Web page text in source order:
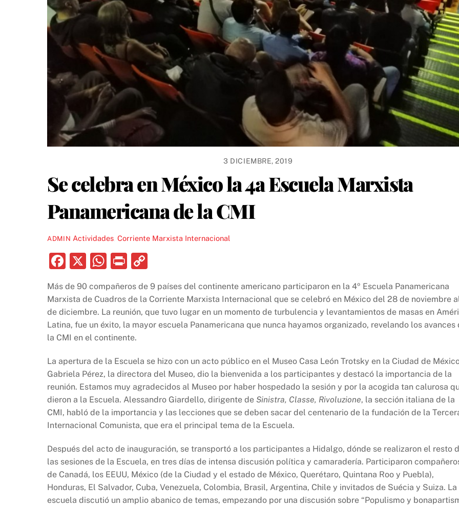
3 DICIEMBRE, 2019
Se celebra en México la 4a Escuela Marxista
Panamericana de la CMI
ADMIN Actividades ,Corriente Marxista Internacional
F
c
e
b
o
o
k
X
W
at
s
A
p
p
P
nt p
y
Li
k
Más de 90 compañeros de 9 países del continente americano participaron en la 4º Escuela Panamericana
Marxista de Cuadros de la Corriente Marxista Internacional que se celebró en México del 28 de noviembre
de diciembre. La reunión, que tuvo lugar en un momento de turbulencia y levantamientos de masas en
Latina, fue un éxito, la mayor escuela Panamericana que nunca hayamos organizado, revelando los avances
la CMI en el continente.
La apertura de la Escuela se hizo con un acto público en el Museo Casa León Trotsky en la Ciudad de
Gabriela Pérez, la directora del Museo, dio la bienvenida a los participantes y destacó la importancia de la
reunión. Estamos muy agradecidos al Museo por haber hospedado la sesión y por la acogida tan calurosa
dieron a la Escuela. Alessandro Giardello, dirigente de Sinistra, Classe, Rivoluzione, la sección italiana de la
CMI, habló de la importancia y las lecciones que se deben sacar del centenario de la fundación de la
Internacional Comunista, que era el principal tema de la Escuela.
Después del acto de inauguración, se transportó a los participantes a Hidalgo, dónde se realizaron el resto
las sesiones de la Escuela, en tres días de intensa discusión política y camaradería. Participaron
de Canadá, los EEUU, México (de la Ciudad y el estado de México, Querétaro, Quintana Roo y Puebla),
Honduras, El Salvador, Cuba, Venezuela, Colombia, Brasil, Argentina, Chile y invitados de Suécia y Suiza. La
escuela discutió un amplio abanico de temas, empezando por una discusión sobre “Populismo y